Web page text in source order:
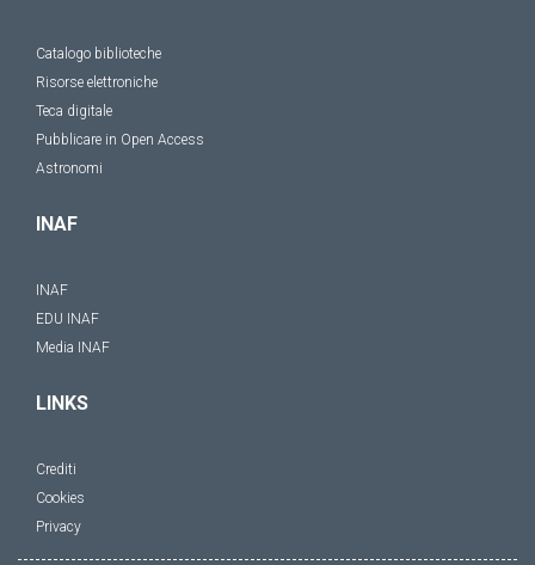
Catalogo biblioteche
Risorse elettroniche
Teca digitale
Pubblicare in Open Access
Astronomi
INAF
INAF
EDU INAF
Media INAF
LINKS
Crediti
Cookies
Privacy